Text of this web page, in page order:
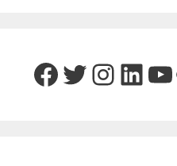
Facebook
Twitter